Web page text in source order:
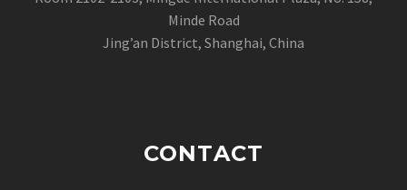
Minde Road
Jing’an District, Shanghai, China
CONTACT